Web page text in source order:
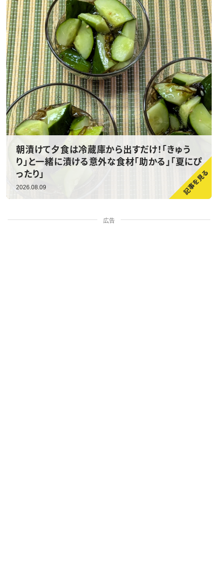
朝漬けて夕食は冷蔵庫から出すだけ！「きゅう
り」と一緒に漬ける意外な食材「助かる」「夏にぴ
ったり」
2026.08.09
広告